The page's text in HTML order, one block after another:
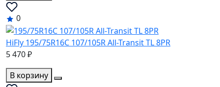
0
HiFly 195/75R16C 107/105R All-Transit TL 8PR
5 470 ₽
В корзину